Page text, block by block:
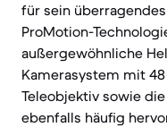
für sein
ProMotion-
außergewöhnliche
Kamerasystem mit
Teleobjektiv sowie
ebenfalls häufig